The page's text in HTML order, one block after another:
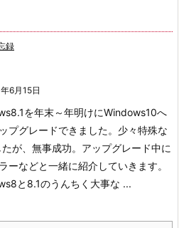
録
6月15日
を年末～年明けにWindows10へ
プグレードできました。少々特殊な
たが、無事成功。アップグレード中に
ーなどと一緒に紹介していきます。
と8.1のうんちく 大事な ...